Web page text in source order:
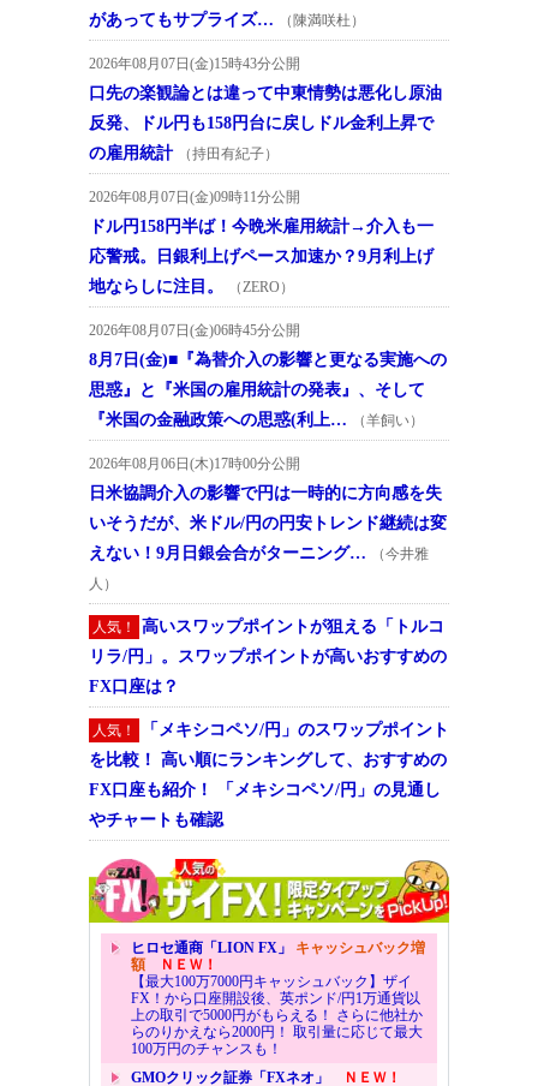
があってもサプライズ…
（陳満咲杜）
2026年08月07日(金)15時43分公開
口先の楽観論とは違って中東情勢は悪化し原油
反発、ドル円も158円台に戻しドル金利上昇で
の雇用統計
（持田有紀子）
2026年08月07日(金)09時11分公開
ドル円158円半ば！今晩米雇用統計→介入も一
応警戒。日銀利上げペース加速か？9月利上げ
地ならしに注目。
（ZERO）
2026年08月07日(金)06時45分公開
8月7日(金)■『為替介入の影響と更なる実施への
思惑』と『米国の雇用統計の発表』、そして
『米国の金融政策への思惑(利上…
（羊飼い）
2026年08月06日(木)17時00分公開
日米協調介入の影響で円は一時的に方向感を失
いそうだが、米ドル/円の円安トレンド継続は変
えない！9月日銀会合がターニング…
（今井雅
人）
人気！
高いスワップポイントが狙える「トルコ
リラ/円」。スワップポイントが高いおすすめの
FX口座は？
人気！
「メキシコペソ/円」のスワップポイント
を比較！ 高い順にランキングして、おすすめの
FX口座も紹介！ 「メキシコペソ/円」の見通し
やチャートも確認
ヒロセ通商「LION FX」 キャッシュバック増
額ＮＥＷ！
【最大100万7000円キャッシュバック】ザイ
FX！から口座開設後、英ポンド/円1万通貨以
上の取引で5000円がもらえる！ さらに他社か
らのりかえなら2000円！ 取引量に応じて最大
100万円のチャンスも！
GMOクリック証券「FXネオ」
ＮＥＷ！